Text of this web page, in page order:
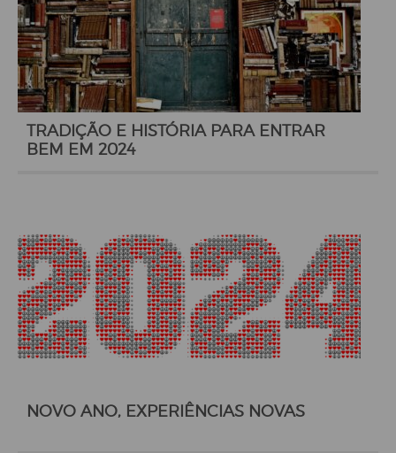
TRADIÇÃO E HISTÓRIA PARA ENTRAR
BEM EM 2024
NOVO ANO, EXPERIÊNCIAS NOVAS